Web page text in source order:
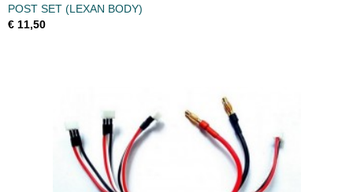
POST SET (LEXAN BODY)
€ 11,50